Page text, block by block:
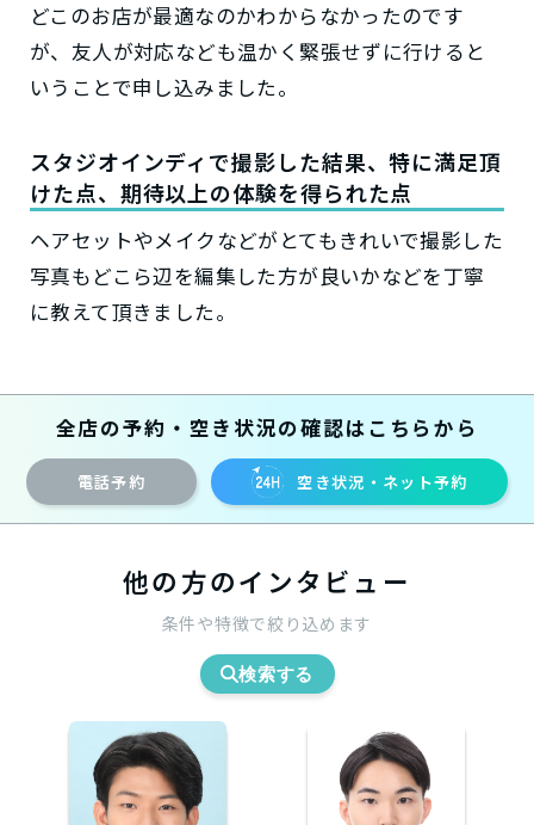
どこのお店が最適なのかわからなかったのです
が、友人が対応なども温かく緊張せずに行けると
いうことで申し込みました。
スタジオインディで撮影した結果、特に満足頂
けた点、期待以上の体験を得られた点
ヘアセットやメイクなどがとてもきれいで撮影した
写真もどこら辺を編集した方が良いかなどを丁寧
に教えて頂きました。
全店の予約・空き状況の確認はこちらから
電話予約 空き状況・ネット予約
他の方のインタビュー
条件や特徴で絞り込めます
検索する